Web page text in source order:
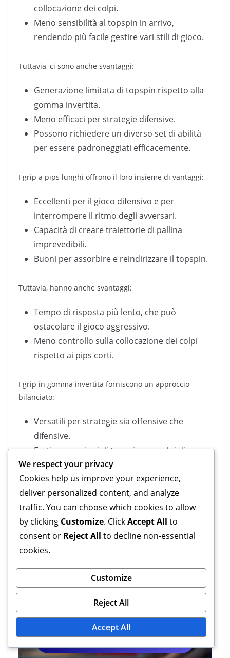
collocazione dei colpi.
Meno sensibilità al topspin in arrivo,
rendendo più facile gestire vari stili di gioco.
Tuttavia, ci sono anche svantaggi:
Generazione limitata di topspin rispetto alla
gomma invertita.
Meno efficaci per strategie difensive.
Possono richiedere un diverso set di abilità
per essere padroneggiati efficacemente.
I grip a pips lunghi offrono il loro insieme di vantaggi:
Eccellenti per il gioco difensivo e per
interrompere il ritmo degli avversari.
Capacità di creare traiettorie di pallina
imprevedibili.
Buoni per assorbire e reindirizzare il topspin.
Tuttavia, hanno anche svantaggi:
Tempo di risposta più lento, che può
ostacolare il gioco aggressivo.
Meno controllo sulla collocazione dei colpi
rispetto ai pips corti.
I grip in gomma invertita forniscono un approccio
bilanciato:
Versatili per strategie sia offensive che
difensive.
Forti generazioni di topspin per colpi di
topspin e backspin.
Tuttavia, hanno anche svantaggi:
Possono essere difficili da controllare,
specialmente contro il topspin.
Velocità della pallina più lenta rispetto ai pips
We respect your privacy
Cookies help us improve your experience,
deliver personalized content, and analyze
traffic. You can choose which cookies to allow
by clicking Customize. ClickAccept All to
consent or Reject All to decline non-essential
cookies.
Customize
Reject All
Accept All